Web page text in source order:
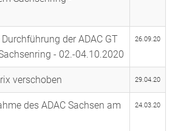
der ADAC GT
- 02.-04.10.2020
26.09.20
verschoben 29.04.20
des ADAC Sachsen am
24.03.20